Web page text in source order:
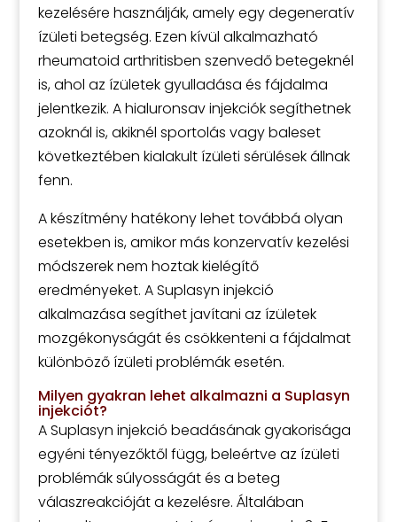
kezelésére használják, amely egy degeneratív
ízületi betegség. Ezen kívül alkalmazható
rheumatoid arthritisben szenvedő betegeknél
is, ahol az ízületek gyulladása és fájdalma
jelentkezik. A hialuronsav injekciók segíthetnek
azoknál is, akiknél sportolás vagy baleset
következtében kialakult ízületi sérülések állnak
fenn.
A készítmény hatékony lehet továbbá olyan
esetekben is, amikor más konzervatív kezelési
módszerek nem hoztak kielégítő
eredményeket. A Suplasyn injekció
alkalmazása segíthet javítani az ízületek
mozgékonyságát és csökkenteni a fájdalmat
különböző ízületi problémák esetén.
Milyen gyakran lehet alkalmazni a Suplasyn
injekciót?
A Suplasyn injekció beadásának gyakorisága
egyéni tényezőktől függ, beleértve az ízületi
problémák súlyosságát és a beteg
válaszreakcióját a kezelésre. Általában